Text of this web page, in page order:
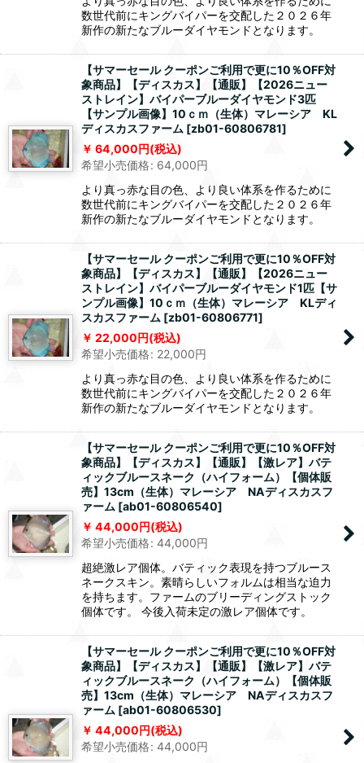
数世代前にキングバイパーを交配した２０２６年
新作の新たなブルーダイヤモンドとなります。
【サマーセール クーポンご利用で更に10％OFF対
象商品】【ディスカス】【通販】【2026ニュー
ストレイン】バイパーブルーダイヤモンド3匹
【サンプル画像】10ｃｍ（生体）マレーシア KL
ディスカスファーム [zb01-60806781]
64,000円(税込)
希望小売価格: 64,000円
より真っ赤な目の色、より良い体系を作るために
数世代前にキングバイパーを交配した２０２６年
新作の新たなブルーダイヤモンドとなります。
【サマーセール クーポンご利用で更に10％OFF対
象商品】【ディスカス】【通販】【2026ニュー
ストレイン】バイパーブルーダイヤモンド1匹【サ
ンプル画像】10ｃｍ（生体）マレーシア KLディ
スカスファーム [zb01-60806771]
22,000円(税込)
希望小売価格: 22,000円
より真っ赤な目の色、より良い体系を作るために
数世代前にキングバイパーを交配した２０２６年
新作の新たなブルーダイヤモンドとなります。
【サマーセール クーポンご利用で更に10％OFF対
象商品】【ディスカス】【通販】【激レア】バテ
ィックブルースネーク（ハイフォーム）【個体販
売】13cm（生体）マレーシア NAディスカスフ
ァーム [ab01-60806540]
44,000円(税込)
希望小売価格: 44,000円
超絶激レア個体。バティック表現を持つブルース
ネークスキン。素晴らしいフォルムは相当な迫力
を持ちます。ファームのブリーディングストック
個体です。 今後入荷未定の激レア個体です。
【サマーセール クーポンご利用で更に10％OFF対
象商品】【ディスカス】【通販】【激レア】バテ
ィックブルースネーク（ハイフォーム）【個体販
売】13cm（生体）マレーシア NAディスカスフ
ァーム [ab01-60806530]
44,000円(税込)
希望小売価格: 44,000円